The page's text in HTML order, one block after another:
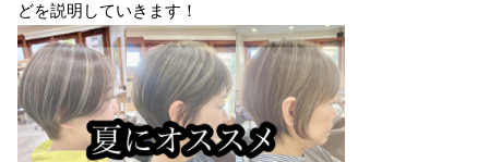
どを説明していきます！